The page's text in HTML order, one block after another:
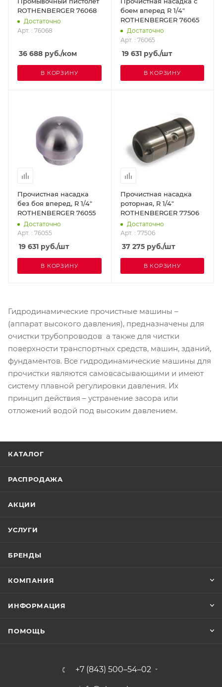
ROTHENBERGER 76068
Достаточно
Арт. : 76068
36 688 руб./ком
В КОРЗИНУ
боем вперед R 1/4"
ROTHENBERGER 76065
Достаточно
Арт. : 76065
19 631руб./шт
В КОРЗИНУ
Прочистная насадка
без боя вперед, R 1/4"
ROTHENBERGER 76055
Достаточно
Арт. : 76055
19 631 руб./шт
В КОРЗИНУ
Прочистная насадка
роторная, R 1/4"
ROTHENBERGER 77506
Достаточно
Арт. : 77506
37 275руб./шт
В КОРЗИНУ
Гидродинамические прочистные машины –
(аппарат высокого давления), предназначены для
очистки трубопроводов а также для чистки
поверхности транспортных средств, машин, зданий,
фундаментов. Все гидродинамические машины для
прочистки являются самовсасывающими и имеют
систему плавной регулировки давления. Их
принцип действия – устранение засора или
отложений водой под высоким давлением.
КАТАЛОГ
РАСПРОДАЖА
АКЦИИ
УСЛУГИ
БРЕНДЫ
КОМПАНИЯ
ИНФОРМАЦИЯ
ПОМОЩЬ
+7 (843) 500–54–02